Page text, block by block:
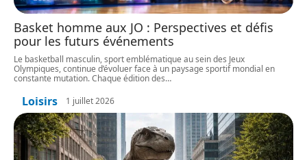
Basket homme aux JO : Perspectives et défis
pour les futurs événements
Le basketball masculin, sport emblématique au sein des Jeux
Olympiques, continue d’évoluer face à un paysage sportif mondial en
constante mutation. Chaque édition des…
Loisirs 1 juillet 2026